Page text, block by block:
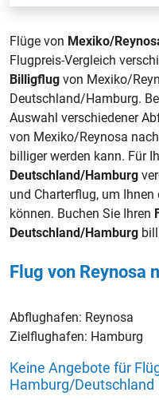
Flüge von Mexiko/
Flugpreis-Vergleich
Billigflug von Mexiko/
Deutschland/Hamburg.
Auswahl verschiedener
von Mexiko/Reynosa
billiger werden kann. Für
Deutschland/Hamburg
und Charterflug, um Ihnen
können. Buchen Sie Ihren
Deutschland/Hamburg
Flug von Reynosa
Abflughafen: Reynosa
Zielflughafen: Hamburg
Keine Angebote für
Hamburg/Deutschland